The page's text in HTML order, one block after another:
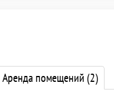
Аренда помещений (2)